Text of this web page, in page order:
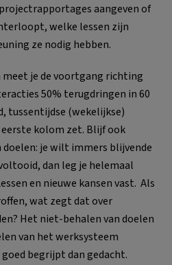
aangeven of
welke lessen zijn
ze nodig hebben.
je de voortgang richting
50% terugdringen in 60
tussentijdse (wekelijkse)
kolom zet. Blijf ook
je wilt immers blijvende
dan leg je helemaal
en nieuwe kansen vast. Als
wat zegt dat over
Het niet-behalen van doelen
van het werksysteem
begrijpt dan gedacht.